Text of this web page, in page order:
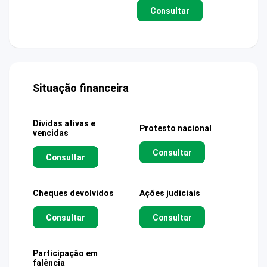
Consultar
Situação financeira
Dívidas ativas e
vencidas
Consultar
Protesto nacional
Consultar
Cheques devolvidos
Consultar
Ações judiciais
Consultar
Participação em
falência